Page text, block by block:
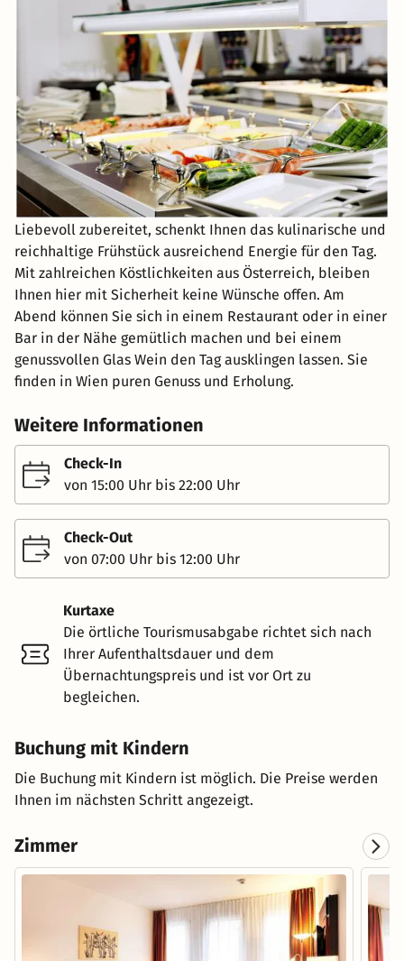
Liebevoll zubereitet, schenkt Ihnen das kulinarische und
reichhaltige Frühstück ausreichend Energie für den Tag.
Mit zahlreichen Köstlichkeiten aus Österreich, bleiben
Ihnen hier mit Sicherheit keine Wünsche offen. Am
Abend können Sie sich in einem Restaurant oder in einer
Bar in der Nähe gemütlich machen und bei einem
genussvollen Glas Wein den Tag ausklingen lassen. Sie
finden in Wien puren Genuss und Erholung.
Weitere Informationen
Check-In
von 15:00 Uhr bis 22:00 Uhr
Check-Out
von 07:00 Uhr bis 12:00 Uhr
Kurtaxe
Die örtliche Tourismusabgabe richtet sich nach
Ihrer Aufenthaltsdauer und dem
Übernachtungspreis und ist vor Ort zu
begleichen.
Buchung mit Kindern
Die Buchung mit Kindern ist möglich. Die Preise werden
Ihnen im nächsten Schritt angezeigt.
Zimmer